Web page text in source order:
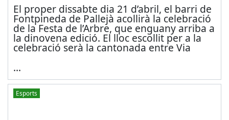
El proper dissabte dia 21 d’abril, el barri de
Fontpineda de Pallejà acollirà la celebració
de la Festa de l’Arbre, que enguany arriba a
la dinovena edició. El lloc escollit per a la
celebració serà la cantonada entre Via
...
Esports